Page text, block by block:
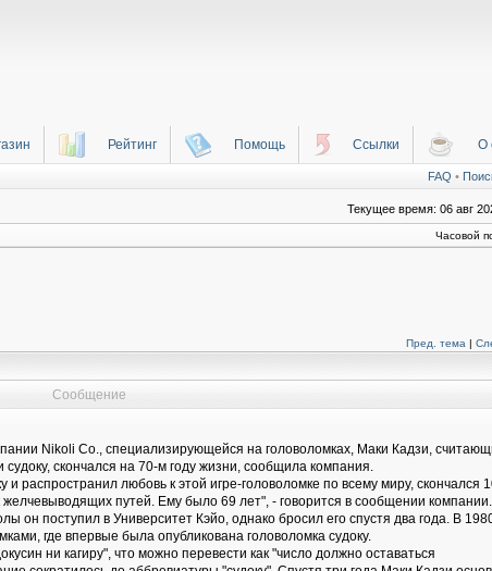
Рейтинг Помощь Ссылки О
FAQ •
Текущее время: 06 авг
Часовой
Пред. тема |
Сообщение
Nikoli Co., специализирующейся на головоломках, Маки Кадзи,
скончался на 70-м году жизни, сообщила компания.
распространил любовь к этой игре-головоломке по всему миру, скончался
желчевыводящих путей. Ему было 69 лет", - говорится в сообщении компании.
он поступил в Университет Кэйо, однако бросил его спустя два года. В
где впервые была опубликована головоломка судоку.
ни кагиру", что можно перевести как "число должно оставаться